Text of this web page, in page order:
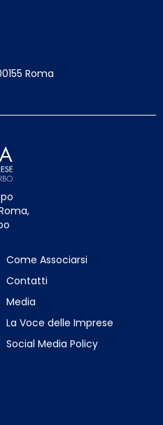
Roma
Come Associarsi
Contatti
Media
La Voce delle Imprese
Social Media Policy